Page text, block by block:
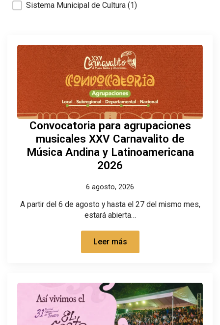
Sistema Municipal de Cultura (1)
Convocatoria para agrupaciones
musicales XXV Carnavalito de
Música Andina y Latinoamericana
2026
6 agosto, 2026
A partir del 6 de agosto y hasta el 27 del mismo mes,
estará abierta…
Leer más